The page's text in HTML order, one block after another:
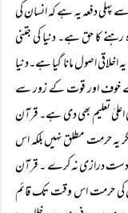
پہلی دفعہ یہ ہے کہ انسان کی
کا حق ہے۔ دنیا کی جتنی
اصول مانا گیا ہے۔دنیا
خوف اور قوت کے زور سے
تعلیم بھی دی ہے۔ قرآن
یہ حرمت مطلق نہیں بلکہ اس
درازی نہ کرے ۔ قرآن
اس کی حرمت اس وقت تک قائم